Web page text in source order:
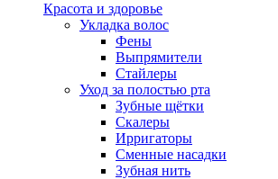
Красота и здоровье
Укладка волос
Фены
Выпрямители
Стайлеры
Уход за полостью рта
Зубные щётки
Скалеры
Ирригаторы
Сменные насадки
Зубная нить